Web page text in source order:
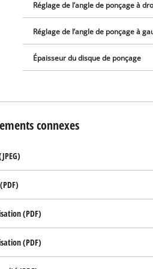
Réglage de l’angle de ponçage à
Réglage de l’angle de ponçage à
Épaisseur du disque de ponçage
connexes
(PDF)
(PDF)